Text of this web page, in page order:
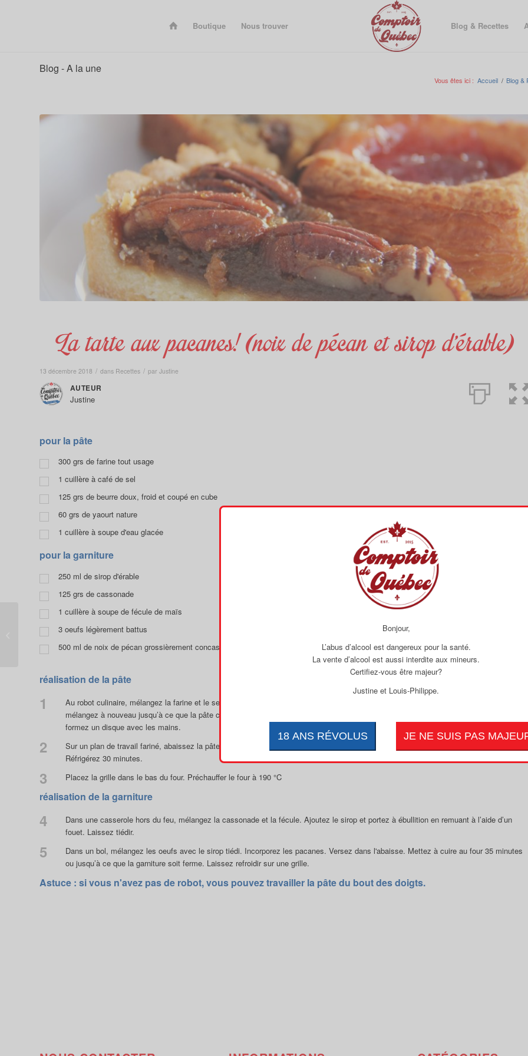
Boutique Nous trouver Blog & Recettes
Blog - A la une
Vous êtes ici : Accueil / Blog &
La tarte aux pacanes! (noix de pécan et sirop d’érable)
13 décembre 2018 / dans Recettes / par Justine
AUTEUR
Justine
pour la pâte
300 grs de farine tout usage
1 cuillère à café de sel
125 grs de beurre doux, froid et coupé en cube
60 grs de yaourt nature
1 cuillère à soupe d'eau glacée
pour la garniture
250 ml de sirop d'érable
125 grs de cassonade
1 cuillère à soupe de fécule de maïs
3 oeufs légèrement battus
500 ml de noix de pécan grossièrement concassées et légèrement grillées.
réalisation de la pâte
1
Au robot culinaire, mélangez la farine et le sel. Ajoutez le beurre et mélangez quelques secondes à la fois. Ajoutez le yogourt, l’eau et
mélangez à nouveau jusqu’à ce que la pâte commence tout juste à se former. Ajoutez de l’eau au besoin. Retirez la pâte du robot et
formez un disque avec les mains.
2
Sur un plan de travail fariné, abaissez la pâte et foncer un moule à tarte rond à fond amovible de 23 cm diamètre sur 2.5 cm de hauteur.
Réfrigérez 30 minutes.
3 Placez la grille dans le bas du four. Préchauffer le four à 190 °C
réalisation de la garniture
4
Dans une casserole hors du feu, mélangez la cassonade et la fécule. Ajoutez le sirop et portez à ébullition en remuant à l’aide d’un
fouet. Laissez tiédir.
5
Dans un bol, mélangez les oeufs avec le sirop tiédi. Incorporez les pacanes. Versez dans l'abaisse. Mettez à cuire au four 35 minutes
ou jusqu’à ce que la garniture soit ferme. Laissez refroidir sur une grille.
Astuce : si vous n'avez pas de robot, vous pouvez travailler la pâte du bout des doigts.
Escalopes de veau,
sauce érable et
champignons
Bonjour,
L’abus d’alcool est dangereux pour la santé.
La vente d’alcool est aussi interdite aux mineurs.
Certifiez-vous être majeur?
Justine et Louis-Philippe.